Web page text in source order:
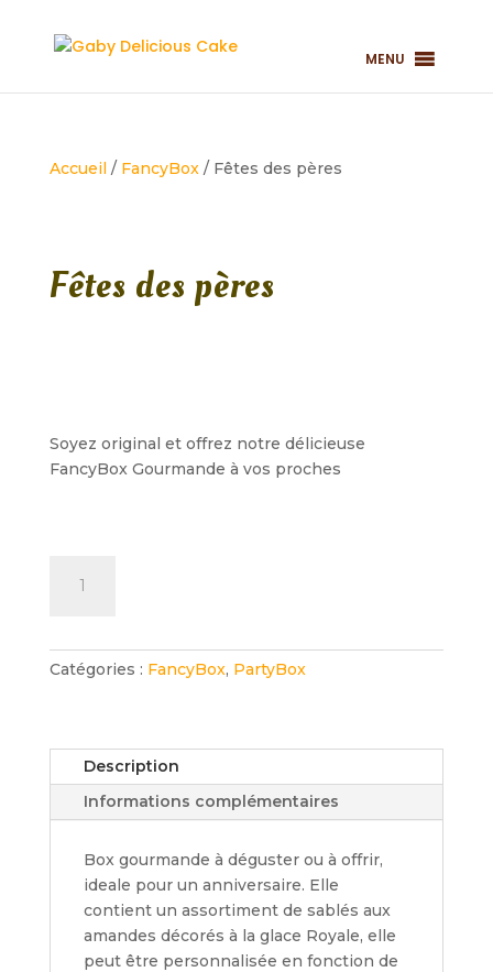
MENU
Accueil/ FancyBox/ Fêtes des pères
Fêtes des pères
Soyez original et offrez notre délicieuse
FancyBox Gourmande à vos proches
pères
Catégories : FancyBox, PartyBox
Description
Informations complémentaires
Box gourmande à déguster ou à offrir,
ideale pour un anniversaire. Elle
contient un assortiment de sablés aux
amandes décorés à la glace Royale, elle
peut être personnalisée en fonction de